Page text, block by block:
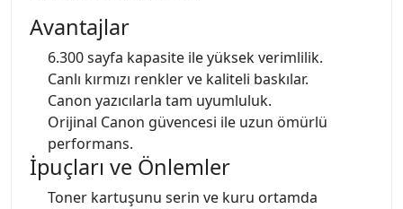
Avantajlar
6.300 sayfa kapasite ile yüksek verimlilik.
Canlı kırmızı renkler ve kaliteli baskılar.
Canon yazıcılarla tam uyumluluk.
Orijinal Canon güvencesi ile uzun ömürlü
performans.
İpuçları ve Önlemler
Toner kartuşunu serin ve kuru ortamda